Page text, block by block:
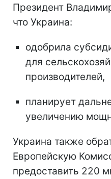
Президент
что Украина:
одобрила
для
производителей,
планирует
увеличению
Украина также
Европейскую
предоставить 220